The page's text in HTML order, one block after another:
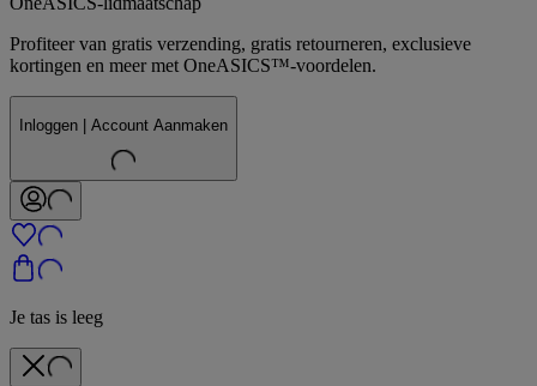
Profiteer van gratis verzending, gratis retourneren, exclusieve
kortingen en meer met OneASICS™-voordelen.
Inloggen | Account Aanmaken
Je tas is leeg